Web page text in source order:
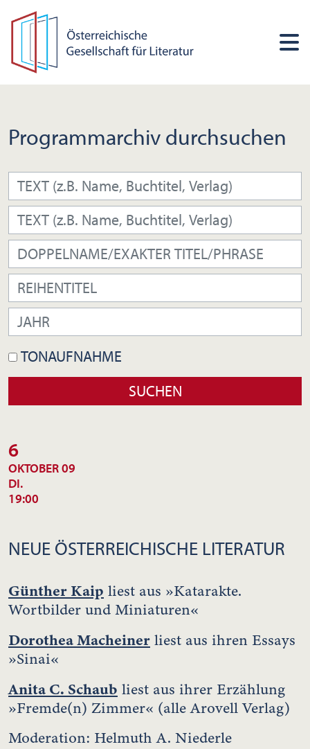
Programmarchiv durchsuchen
TONAUFNAHME
6
OKTOBER 09
DI.
19:00
NEUE ÖSTERREICHISCHE LITERATUR
Günther Kaip liest aus »Katarakte.
Wortbilder und Miniaturen«
Dorothea Macheiner liest aus ihren Essays
»Sinai«
Anita C. Schaub liest aus ihrer Erzählung
»Fremde(n) Zimmer« (alle Arovell Verlag)
Moderation: Helmuth A. Niederle